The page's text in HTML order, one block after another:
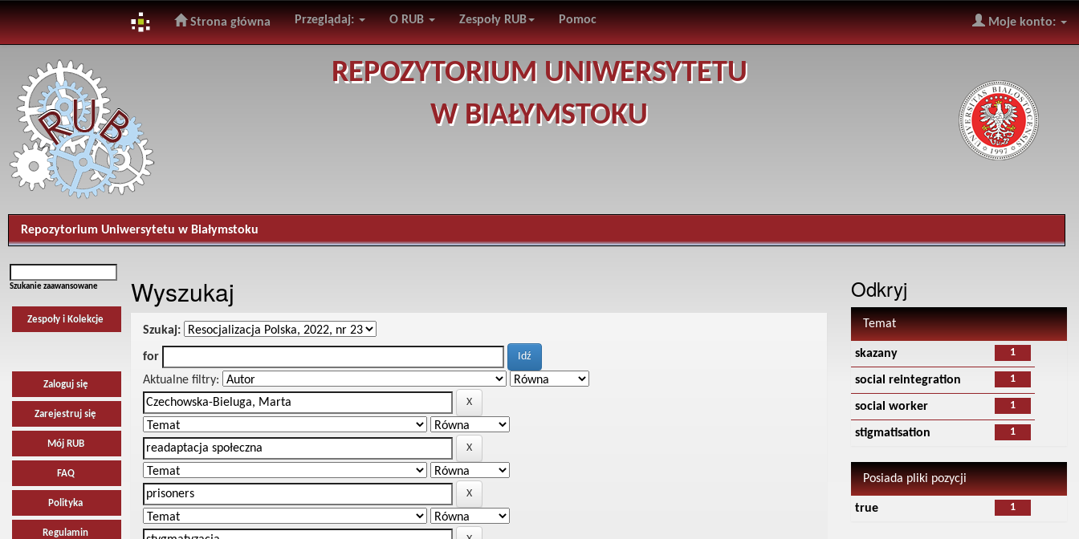
navigation
Strona główna Przeglądaj: O RUB Zespoły RUB Pomoc Moje konto:
REPOZYTORIUM UNIWERSYTETU
W BIAŁYMSTOKU
Repozytorium Uniwersytetu w Białymstoku
Szukanie zaawansowane
Zespoły i Kolekcje
Zaloguj się
Zarejestruj się
Mój RUB
FAQ
Polityka
Regulamin
Wyszukaj
Szukaj:
for
Aktualne filtry:
Odkryj
Temat
1
skazany
1
social reintegration
1
social worker
1
stigmatisation
Posiada pliki pozycji
1
true